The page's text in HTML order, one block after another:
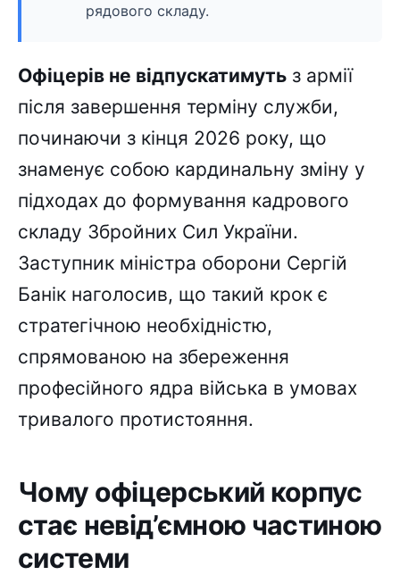
рядового складу.
Офіцерів не відпускатимуть з армії
після завершення терміну служби,
починаючи з кінця 2026 року, що
знаменує собою кардинальну зміну у
підходах до формування кадрового
складу Збройних Сил України.
Заступник міністра оборони Сергій
Банік наголосив, що такий крок є
стратегічною необхідністю,
спрямованою на збереження
професійного ядра війська в умовах
тривалого протистояння.
Чому офіцерський корпус
стає невід’ємною частиною
системи